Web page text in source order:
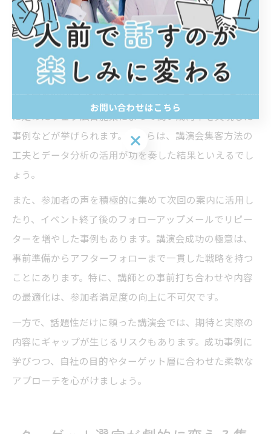
講演会集客の成功事例に学ぶ極意
実際の講演会集客の成功事例から学ぶことで、具体的な
ノウハウやポイントを自社のイベント運営に活かすこと
ができます。例えば、人気講師を招いたことで参加申込
が通常の2倍以上に増加したケースや、ターゲットを明確
に定めたウェブ広告施策によって高い成約率を実現した
事例などが挙げられます。これらは、講演会集客方法の
工夫とデータ分析の活用が功を奏した結果といえるでし
ょう。
また、参加者の声を積極的に集めて次回の案内に活用し
たり、イベント終了後のフォローアップメールでリピー
ターを増やした事例もあります。講演会成功の極意は、
事前準備からアフターフォローまで一貫した戦略を持つ
ことにあります。特に、講師との事前打ち合わせや内容
の最適化は、参加者満足度の向上に不可欠です。
一方で、話題性だけに頼った講演会では、期待と実際の
内容にギャップが生じるリスクもあります。成功事例に
学びつつ、自社の目的やターゲット層に合わせた柔軟な
アプローチを心がけましょう。
お問い合わせはこちら
お問い合わせはこちら